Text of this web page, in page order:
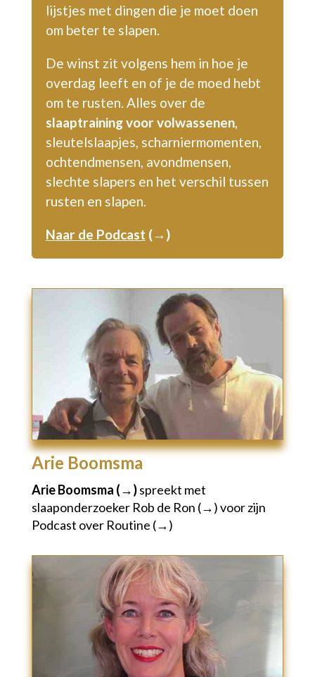
lijstjes met dingen die je moet doen
om beter te slapen.
De winst zit volgens hem in hoe je
overdag leeft en of je de moed hebt
om te rusten. Alles over de
slaaptraining voor volwassenen,
sleutelslaapjes, scharniermomenten,
ochtendmensen, avondmensen,
slechte slapers en het verschil tussen
rusten en slapen.
Naar de Podcast (→)
Arie Boomsma
Arie Boomsma (→)spreekt met
slaaponderzoeker Rob de Ron (→)voor zijn
Podcast over Routine (→)